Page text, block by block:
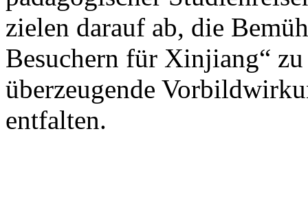
zielen darauf ab, die
Besuchern für Xinjiang“
überzeugende
entfalten.